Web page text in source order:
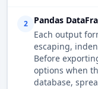
2
Pandas
Each output
escaping,
Before
options when
database,